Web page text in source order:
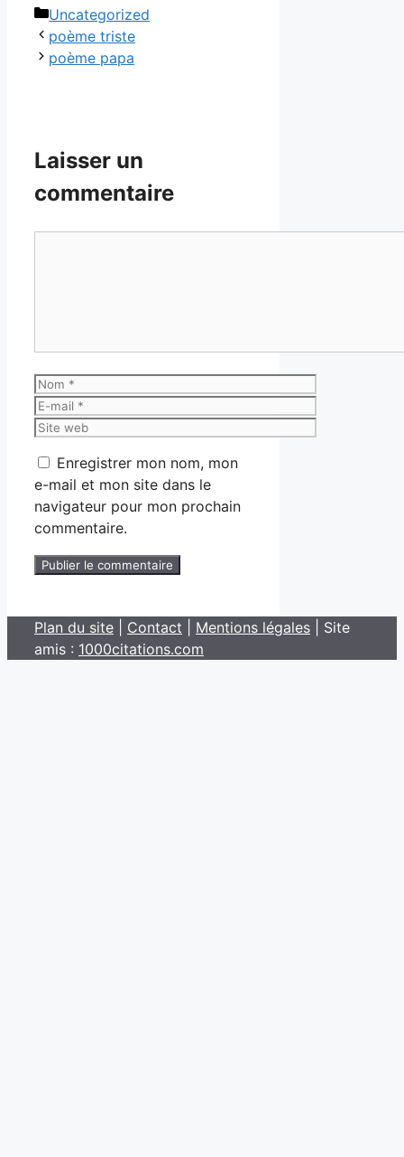
Catégories
Uncategorized
poème triste
poème papa
Laisser un
commentaire
Nom
E-
mail
Site
Enregistrer mon nom, mon
e-mail et mon site dans le
navigateur pour mon prochain
commentaire.
Plan du site Contact Mentions légales | Site
amis : 1000citations.com